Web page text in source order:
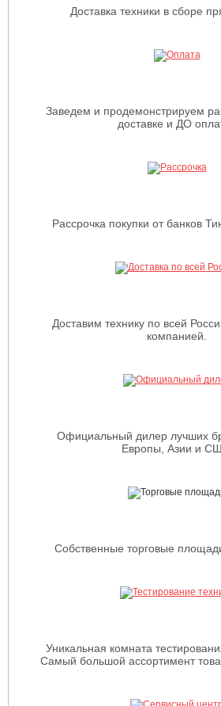
Доставка техники в сборе
Заведем и продемонстрируем
доставке и ДО
Рассрочка покупки от банков
Доставим технику по всей
компанией.
Официальный дилер лучших
Европы, Азии и
Собственные торговые
Уникальная комната
Самый большой ассортимент